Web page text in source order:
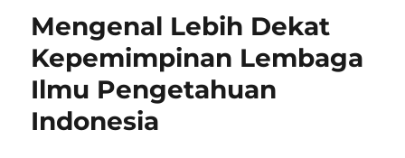
Beasiswa:
Kesempatan
Emas
untuk
Pendidikan
yang
Mengenal Lebih Dekat
Kepemimpinan Lembaga
Ilmu Pengetahuan
Indonesia